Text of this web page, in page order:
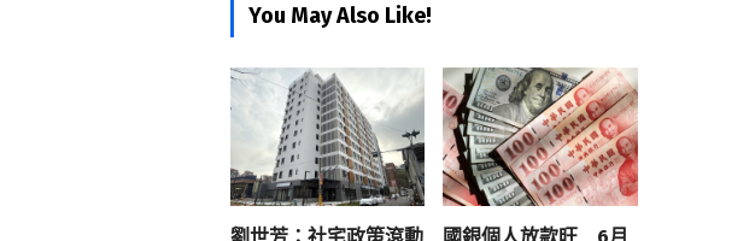
You May Also Like!